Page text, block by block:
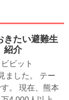
きたい避難生
紹介
ビット
ました。 テー
。 現在、熊本